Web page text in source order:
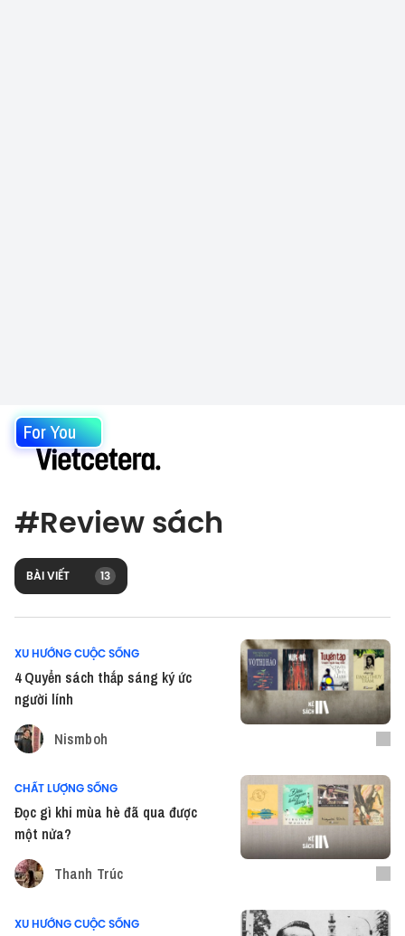
For You
#Review sách
BÀI VIẾT 13
XU HƯỚNG CUỘC SỐNG
4 Quyển sách thắp sáng ký ức
người lính
Nismboh
CHẤT LƯỢNG SỐNG
Đọc gì khi mùa hè đã qua được
một nửa?
Thanh Trúc
XU HƯỚNG CUỘC SỐNG